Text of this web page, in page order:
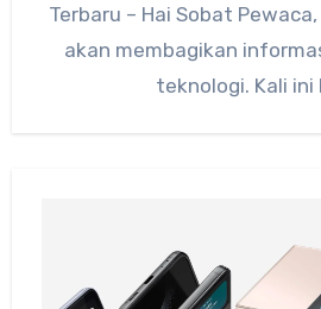
Terbaru – Hai Sobat
akan membagikan
teknologi. Kali ini